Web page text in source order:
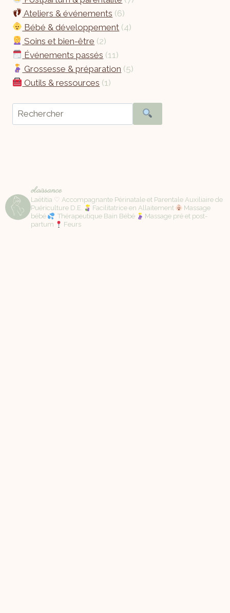
Ateliers & événements (6)
Bébé & développement (4)
Soins et bien-être (2)
Événements passés (11)
Grossesse & préparation (5)
Outils & ressources (1)
olaissance
Laëtitia ♡ Accompagnante Périnatale et Parentale Auxiliaire de
Puériculture D.E.
Facilitatrice en Allaitement
Massage
bébé
Thérapeutique Bain Bébé
Massage pré et post-
partum
Feurs